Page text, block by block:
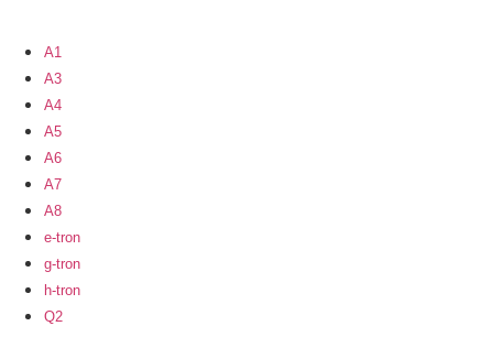
A1
A3
A4
A5
A6
A7
A8
e-tron
g-tron
h-tron
Q2